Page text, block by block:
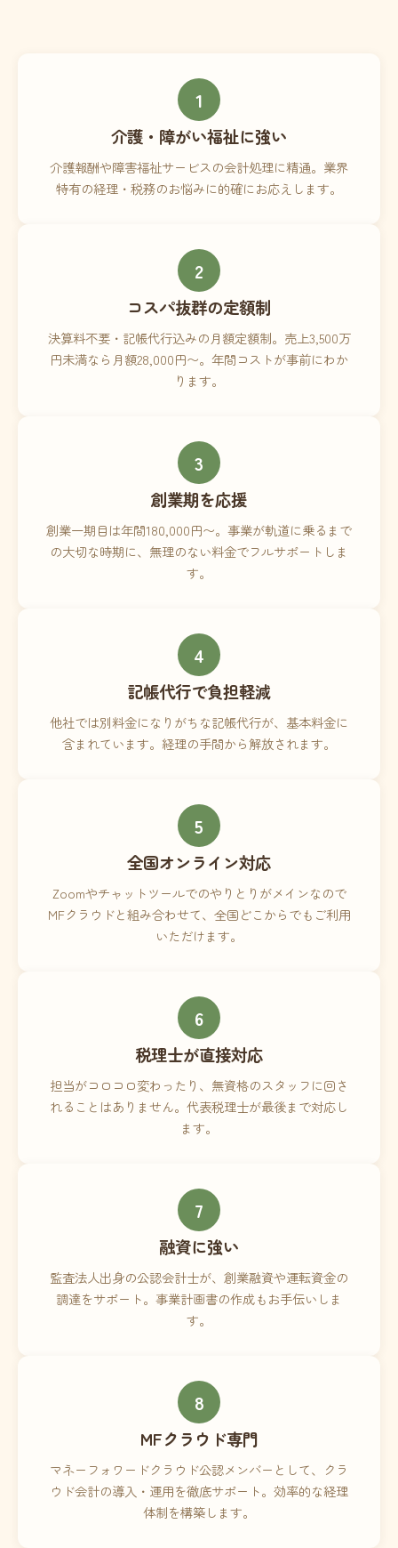
1
介護・障がい福祉に強い
介護報酬や障害福祉サービスの会計処理に精通。業界
特有の経理・税務のお悩みに的確にお応えします。
2
コスパ抜群の定額制
決算料不要・記帳代行込みの月額定額制。売上3,500万
円未満なら月額28,000円〜。年間コストが事前にわか
ります。
3
創業期を応援
創業一期目は年間180,000円〜。事業が軌道に乗るまで
の大切な時期に、無理のない料金でフルサポートしま
す。
4
記帳代行で負担軽減
他社では別料金になりがちな記帳代行が、基本料金に
含まれています。経理の手間から解放されます。
5
全国オンライン対応
Zoomやチャットツールでのやりとりがメインなので
MFクラウドと組み合わせて、全国どこからでもご利用
いただけます。
6
税理士が直接対応
担当がコロコロ変わったり、無資格のスタッフに回さ
れることはありません。代表税理士が最後まで対応し
ます。
7
融資に強い
監査法人出身の公認会計士が、創業融資や運転資金の
調達をサポート。事業計画書の作成もお手伝いしま
す。
8
MFクラウド専門
マネーフォワードクラウド公認メンバーとして、クラ
ウド会計の導入・運用を徹底サポート。効率的な経理
体制を構築します。